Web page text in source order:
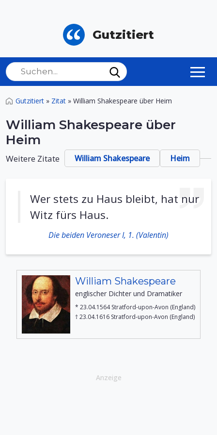
Gutzitiert
Gutzitiert » Zitat » William Shakespeare über Heim
William Shakespeare über
Heim
Weitere Zitate William Shakespeare Heim
Wer stets zu Haus bleibt, hat nur
Witz fürs Haus.
Die beiden Veroneser I, 1. (Valentin)
William Shakespeare
englischer Dichter und Dramatiker
* 23.04.1564 Stratford-upon-Avon (England)
† 23.04.1616 Stratford-upon-Avon (England)
Anzeige